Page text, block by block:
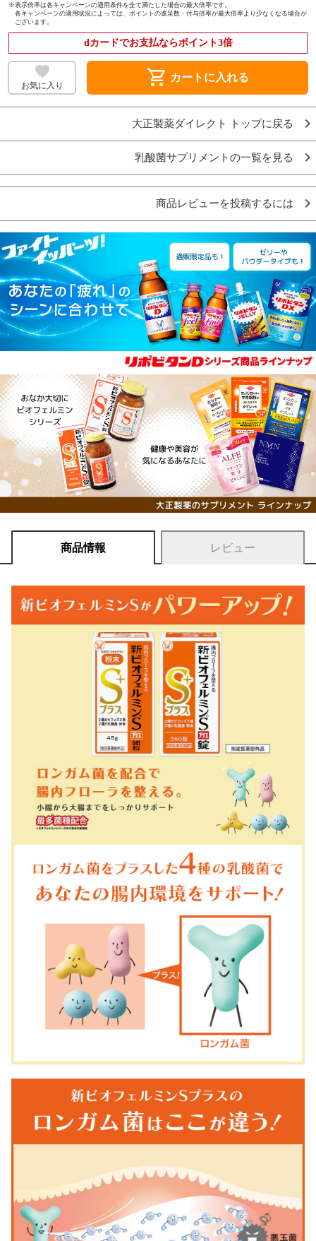
※表示倍率は各キャンペーンの適用条件を全て満たした場合の最大倍率です。
各キャンペーンの適用状況によっては、ポイントの進呈数・付与倍率が最大倍率より少なくなる場合が
ございます。
dカードでお支払ならポイント3倍
お気に入り shopping_cart カートに入れる
大正製薬ダイレクト トップに戻る
乳酸菌サプリメントの一覧を見る
商品レビューを投稿するには
商品情報 レビュー